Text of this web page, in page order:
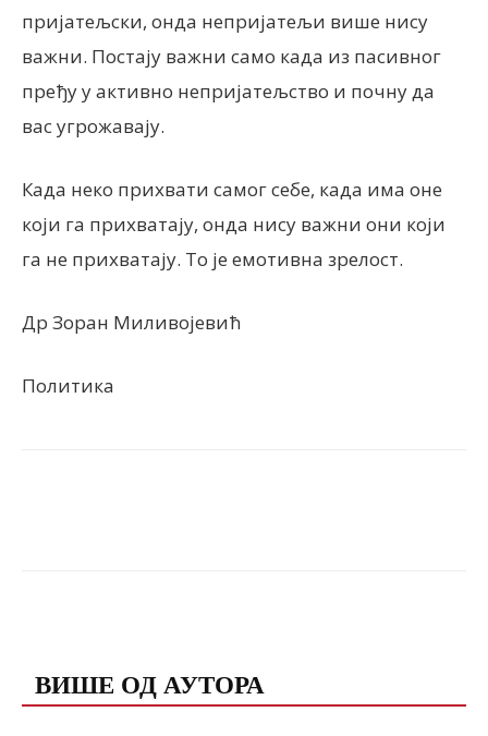
пријатељски, онда непријатељи више нису
важни. Постају важни само када из пасивног
пређу у активно непријатељство и почну да
вас угрожавају.
Када неко прихвати самог себе, када има оне
који га прихватају, онда нису важни они који
га не прихватају. То је емотивна зрелост.
Др Зоран Миливојевић
Политика
ВИШЕ ОД АУТОРА